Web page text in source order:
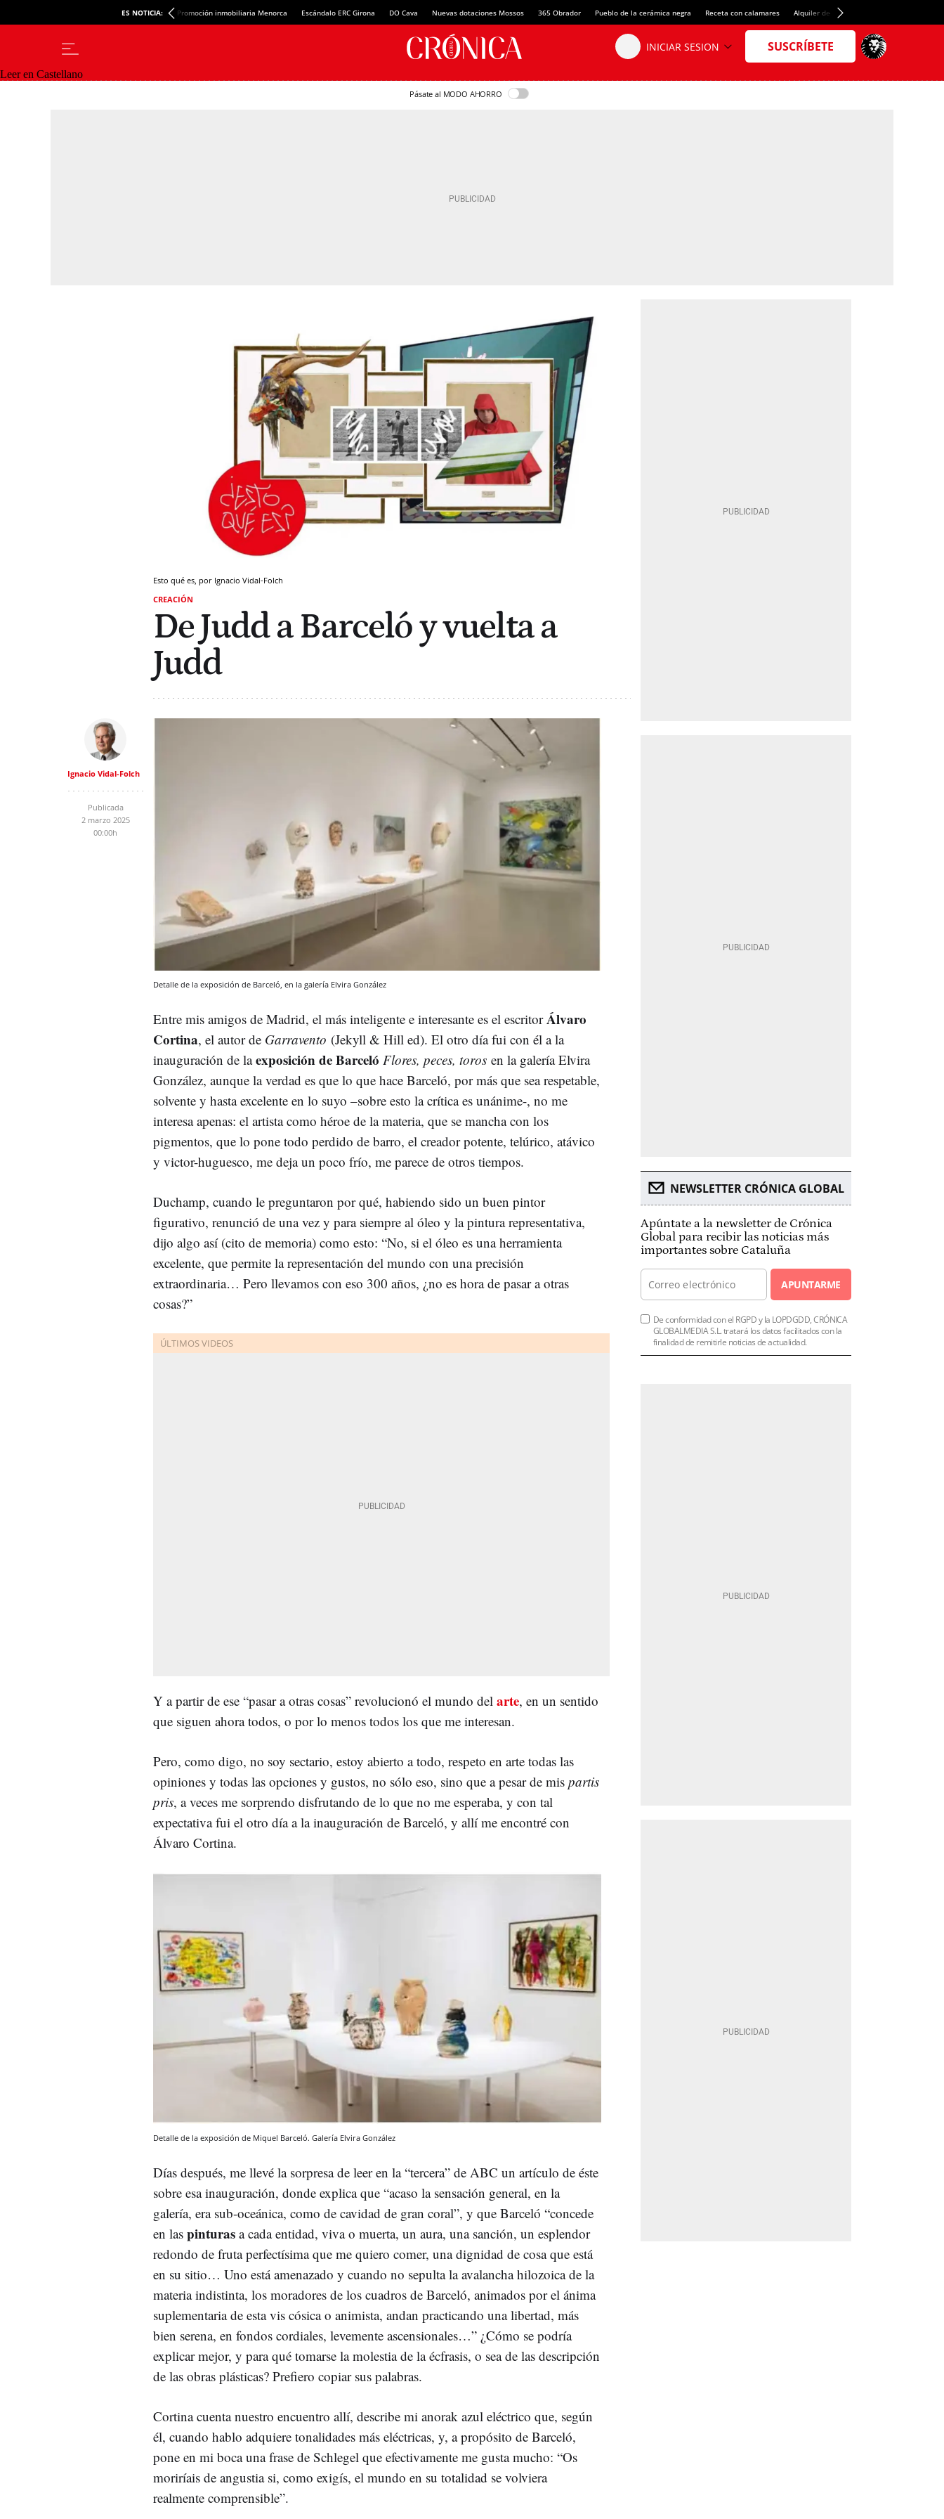
ES NOTICIA: Promoción inmobiliaria Menorca Escándalo ERC Girona DO Cava Nuevas dotaciones Mossos 365 Obrador Pueblo de la cerámica negra Receta con calamares Alquiler de habitaciones en España
Leer en Castellano
Pásate al MODO AHORRO
Esto qué es, por Ignacio Vidal-Folch
CREACIÓN
De Judd a Barceló y vuelta a
Judd
Ignacio Vidal-Folch
Publicada
2 marzo 2025
00:00h
Detalle de la exposición de Barceló, en la galería Elvira González
Entre mis amigos de Madrid, el más inteligente e interesante es el escritorÁlvaro
Cortina, el autor de Garravento (Jekyll & Hill ed). El otro día fui con él a la
inauguración de laexposición de Barceló Flores, peces, toros en la galería Elvira
González, aunque la verdad es que lo que hace Barceló, por más que sea respetable,
solvente y hasta excelente en lo suyo –sobre esto la crítica es unánime-, no me
interesa apenas: el artista como héroe de la materia, que se mancha con los
pigmentos, que lo pone todo perdido de barro, el creador potente, telúrico, atávico
y victor-huguesco, me deja un poco frío, me parece de otros tiempos.
Duchamp, cuando le preguntaron por qué, habiendo sido un buen pintor
figurativo, renunció de una vez y para siempre al óleo y la pintura representativa,
dijo algo así (cito de memoria) como esto: “No, si el óleo es una herramienta
excelente, que permite la representación del mundo con una precisión
extraordinaria… Pero llevamos con eso 300 años, ¿no es hora de pasar a otras
cosas?”
Y a partir de ese “pasar a otras cosas” revolucionó el mundo del arte, en un sentido
que siguen ahora todos, o por lo menos todos los que me interesan.
Pero, como digo, no soy sectario, estoy abierto a todo, respeto en arte todas las
opiniones y todas las opciones y gustos, no sólo eso, sino que a pesar de mis partis
pris, a veces me sorprendo disfrutando de lo que no me esperaba, y con tal
expectativa fui el otro día a la inauguración de Barceló, y allí me encontré con
Álvaro Cortina.
Detalle de la exposición de Miquel Barceló. Galería Elvira González
Días después, me llevé la sorpresa de leer en la “tercera” de ABC un artículo de éste
sobre esa inauguración, donde explica que “acaso la sensación general, en la
galería, era sub-oceánica, como de cavidad de gran coral”, y que Barceló “concede
en las pinturas a cada entidad, viva o muerta, un aura, una sanción, un esplendor
redondo de fruta perfectísima que me quiero comer, una dignidad de cosa que está
en su sitio… Uno está amenazado y cuando no sepulta la avalancha hilozoica de la
materia indistinta, los moradores de los cuadros de Barceló, animados por el ánima
suplementaria de esta vis cósica o animista, andan practicando una libertad, más
bien serena, en fondos cordiales, levemente ascensionales…” ¿Cómo se podría
explicar mejor, y para qué tomarse la molestia de la écfrasis, o sea de las descripción
de las obras plásticas? Prefiero copiar sus palabras.
Cortina cuenta nuestro encuentro allí, describe mi anorak azul eléctrico que, según
él, cuando hablo adquiere tonalidades más eléctricas, y, a propósito de Barceló,
pone en mi boca una frase de Schlegel que efectivamente me gusta mucho: “Os
moriríais de angustia si, como exigís, el mundo en su totalidad se volviera
realmente comprensible”.
NEWSLETTER CRÓNICA GLOBAL
Apúntate a la newsletter de Crónica
Global para recibir las noticias más
importantes sobre Cataluña
APUNTARME
De conformidad con el RGPD y la LOPDGDD, CRÓNICA
GLOBALMEDIA S.L. tratará los datos facilitados con la
finalidad de remitirle noticias de actualidad.